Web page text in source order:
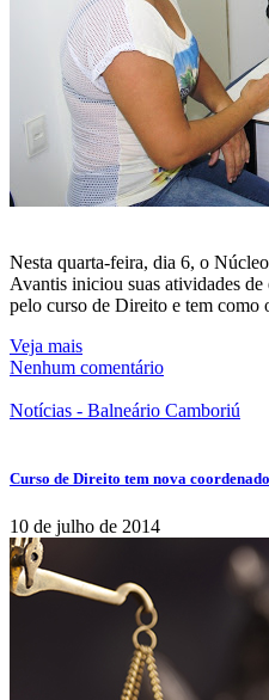
Nesta quarta-feira, dia 6, o
Avantis iniciou suas atividades
pelo curso de Direito e tem
Veja mais
Nenhum comentário
Notícias - Balneário Camboriú
Curso de Direito tem nova
10 de julho de 2014